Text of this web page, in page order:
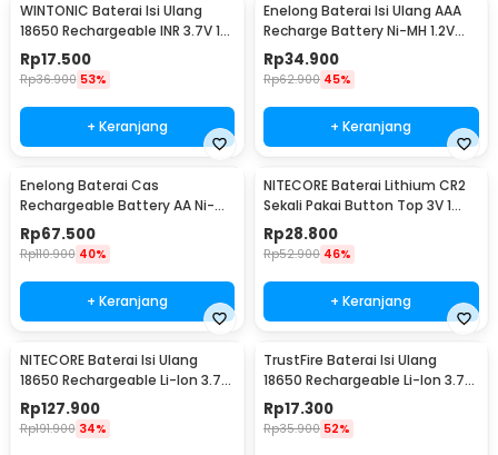
WINTONIC Baterai Isi Ulang
18650 Rechargeable INR 3.7V 1
PCS 2200mAh
Rp17.500
Rp36.900 53%
+ Keranjang
Enelong Baterai Isi Ulang AAA
Recharge Battery Ni-MH 1.2V
900mAh 4 PCS - HR4
Rp34.900
Rp62.900 45%
+ Keranjang
Enelong Baterai Cas
Rechargeable Battery AA Ni-MH
1.2V 2100mAh 4 PCS - HR6
Rp67.500
Rp110.900 40%
+ Keranjang
NITECORE Baterai Lithium CR2
Sekali Pakai Button Top 3V 1
PCS - CR2
Rp28.800
Rp52.900 46%
+ Keranjang
NITECORE Baterai Isi Ulang
18650 Rechargeable Li-Ion 3.7V
2300mAh 1PCS - NL1823
Rp127.900
Rp191.900 34%
TrustFire Baterai Isi Ulang
18650 Rechargeable Li-Ion 3.7V
6000mAh 1PC - BRC18650
Rp17.300
Rp35.900 52%